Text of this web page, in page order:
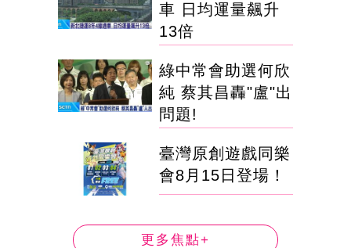
車 日均運量飆升
13倍
綠中常會助選何欣
純 蔡其昌轟"盧"出
問題!
臺灣原創遊戲同樂
會8月15日登場！
更多焦點+